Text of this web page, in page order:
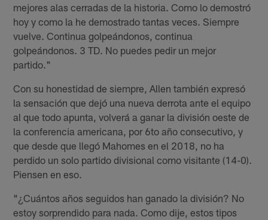
mejores alas cerradas de la historia. Como lo demostró
hoy y como la he demostrado tantas veces. Siempre
vuelve. Continua golpeándonos, continua
golpeándonos. 3 TD. No puedes pedir un mejor
partido."
Con su honestidad de siempre, Allen también expresó
la sensación que dejó una nueva derrota ante el equipo
al que todo apunta, volverá a ganar la división oeste de
la conferencia americana, por 6to año consecutivo, y
que desde que llegó Mahomes en el 2018, no ha
perdido un solo partido divisional como visitante (14-0).
Piensen en eso.
"¿Cuántos años seguidos han ganado la división? No
estoy sorprendido para nada. Como dije, estos tipos